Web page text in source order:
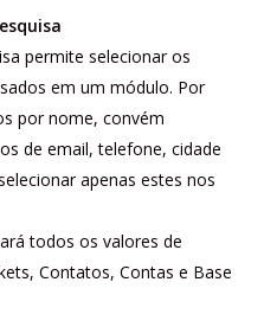
permite selecionar os
​​em um módulo. Por
por nome, convém
de email, telefone, cidade
apenas estes nos
todos os valores de
Contatos, Contas e Base